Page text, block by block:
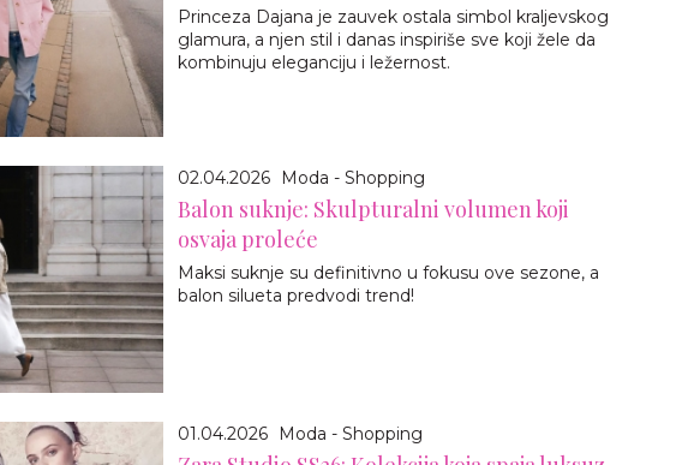
Princeza Dajana je zauvek ostala simbol kraljevskog
glamura, a njen stil i danas inspiriše sve koji žele da
kombinuju eleganciju i ležernost.
02.04.2026 Moda - Shopping
Balon suknje: Skulpturalni volumen koji
osvaja proleće
Maksi suknje su definitivno u fokusu ove sezone, a
balon silueta predvodi trend!
01.04.2026 Moda - Shopping